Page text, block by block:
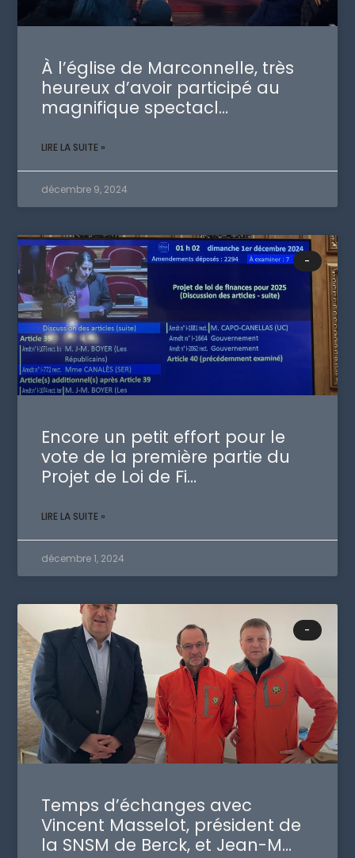
À l’église de Marconnelle, très
heureux d’avoir participé au
magnifique spectacl…
LIRE LA SUITE »
décembre 9, 2024
-
Encore un petit effort pour le
vote de la première partie du
Projet de Loi de Fi…
LIRE LA SUITE »
décembre 1, 2024
-
Temps d’échanges avec
Vincent Masselot, président de
la SNSM de Berck, et Jean-M…